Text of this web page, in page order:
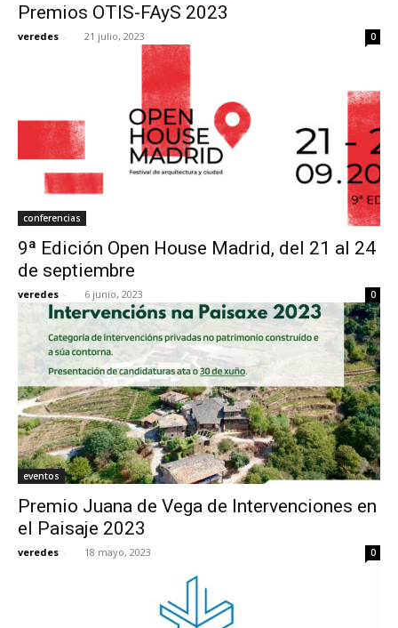
Premios OTIS-FAyS 2023
veredes - 21 julio, 2023 0
conferencias
9ª Edición Open House Madrid, del 21 al 24
de septiembre
veredes - 6 junio, 2023 0
eventos
Premio Juana de Vega de Intervenciones en
el Paisaje 2023
veredes - 18 mayo, 2023 0